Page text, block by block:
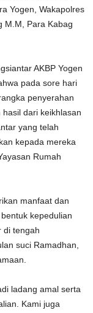
Yogen, Wakapolres
M.M, Para Kabag
AKBP Yogen
pada sore hari
penyerahan
dari keikhlasan
yang telah
kepada mereka
Rumah
manfaat dan
kepedulian
di tengah
suci Ramadhan,
ladang amal serta
Kami juga